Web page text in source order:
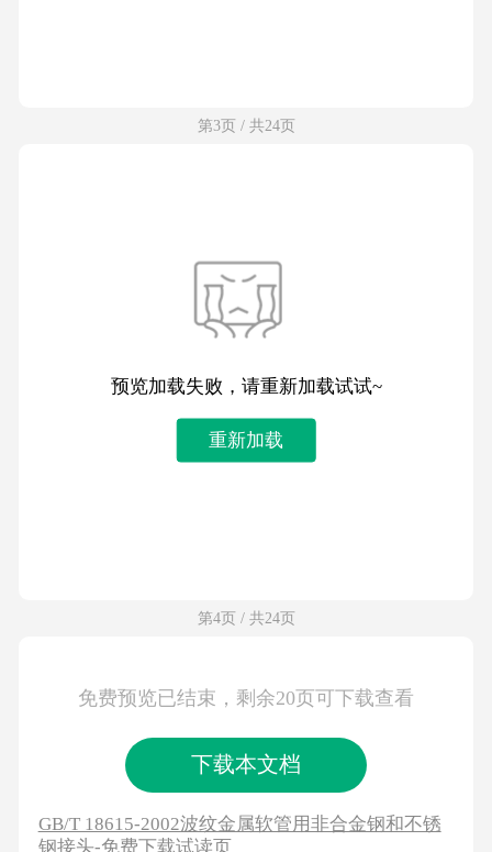
第3页 / 共24页
预览加载失败，请重新加载试试~
重新加载
第4页 / 共24页
免费预览已结束，剩余20页可下载查看
下载本文档
GB/T 18615-2002波纹金属软管用非合金钢和不锈
钢接头-免费下载试读页